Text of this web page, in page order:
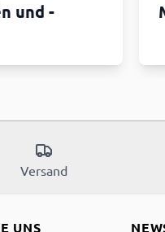
und -
Versand
UNS